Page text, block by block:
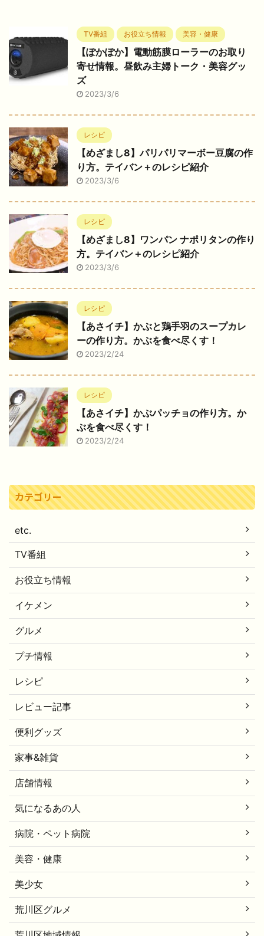
TV番組 お役立ち情報 美容・健康
【ぽかぽか】電動筋膜ローラーのお取り
寄せ情報。昼飲み主婦トーク・美容グッ
ズ
2023/3/6
レシピ
【めざまし8】パリパリマーボー豆腐の作
り方。テイバン＋のレシピ紹介
2023/3/6
レシピ
【めざまし8】ワンパン ナポリタンの作り
方。テイバン＋のレシピ紹介
2023/3/6
レシピ
【あさイチ】かぶと鶏手羽のスープカレ
ーの作り方。かぶを食べ尽くす！
2023/2/24
レシピ
【あさイチ】かぶパッチョの作り方。か
ぶを食べ尽くす！
2023/2/24
カテゴリー
etc.
TV番組
お役立ち情報
イケメン
グルメ
プチ情報
レシピ
レビュー記事
便利グッズ
家事&雑貨
店舗情報
気になるあの人
病院・ペット病院
美容・健康
美少女
荒川区グルメ